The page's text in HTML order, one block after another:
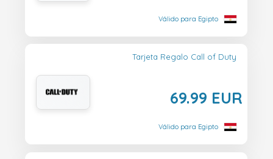
Válido para Egipto
Tarjeta Regalo Call of Duty
69.99 EUR
Válido para Egipto